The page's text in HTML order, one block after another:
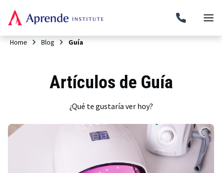
Home Blog Guía
Artículos de Guía
¿Qué te gustaría ver hoy?